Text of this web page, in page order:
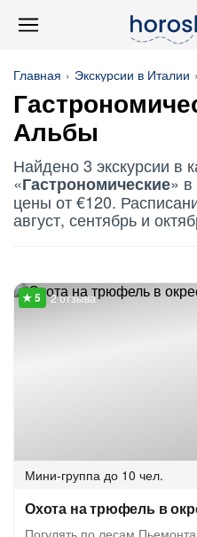
Главная Экскурсии в Италии
Альбы
Найдено 3 экскурсии в
«Гастрономические»
цены от €120.
август, сентябрь и
2 отзыва
Мини-группа до 10 чел.
Охота на трюфель в
Погулять по лесам